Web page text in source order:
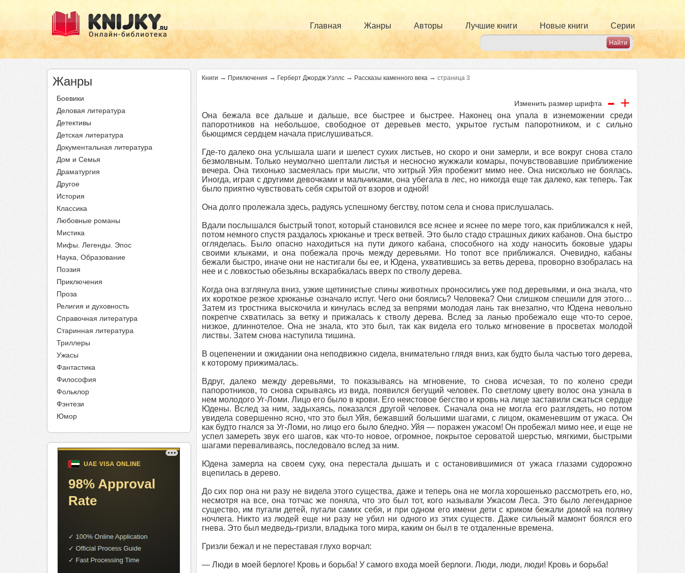
Главная Жанры Авторы Лучшие книги Новые книги Серии
Жанры
Боевики
Деловая литература
Детективы
Детская литература
Документальная литература
Дом и Семья
Драматургия
Другое
История
Классика
Любовные романы
Мистика
Мифы. Легенды. Эпос
Наука, Образование
Поэзия
Приключения
Проза
Религия и духовность
Справочная литература
Старинная литература
Триллеры
Ужасы
Фантастика
Философия
Фольклор
Фэнтези
Юмор
Книги → Приключения → Герберт Джордж Уэллс → Рассказы каменного века → страница 3
Изменить размер шрифта - +
Она бежала все дальше и дальше, все быстрее и быстрее. Наконец она упала в изнеможении среди
папоротников на небольшое, свободное от деревьев место, укрытое густым папоротником, и с сильно
бьющимся сердцем начала прислушиваться.
Где-то далеко она услышала шаги и шелест сухих листьев, но скоро и они замерли, и все вокруг снова стало
безмолвным. Только неумолчно шептали листья и несносно жужжали комары, почувствовавшие приближение
вечера. Она тихонько засмеялась при мысли, что хитрый Уйя пробежит мимо нее. Она нисколько не боялась.
Иногда, играя с другими девочками и мальчиками, она убегала в лес, но никогда еще так далеко, как теперь. Так
было приятно чувствовать себя скрытой от взоров и одной!
Она долго пролежала здесь, радуясь успешному бегству, потом села и снова прислушалась.
Вдали послышался быстрый топот, который становился все яснее и яснее по мере того, как приближался к ней,
потом немного спустя раздалось хрюканье и треск ветвей. Это было стадо страшных диких кабанов. Она быстро
огляделась. Было опасно находиться на пути дикого кабана, способного на ходу наносить боковые удары
своими клыками, и она побежала прочь между деревьями. Но топот все приближался. Очевидно, кабаны
бежали быстро, иначе они не настигали бы ее, и Юдена, ухватившись за ветвь дерева, проворно взобралась на
нее и с ловкостью обезьяны вскарабкалась вверх по стволу дерева.
Когда она взглянула вниз, узкие щетинистые спины животных проносились уже под деревьями, и она знала, что
их короткое резкое хрюканье означало испуг. Чего они боялись? Человека? Они слишком спешили для этого…
Затем из тростника выскочила и кинулась вслед за вепрями молодая лань так внезапно, что Юдена невольно
покрепче схватилась за ветку и прижалась к стволу дерева. Вслед за ланью пробежало еще что-то серое,
низкое, длиннотелое. Она не знала, кто это был, так как видела его только мгновение в просветах молодой
листвы. Затем снова наступила тишина.
В оцепенении и ожидании она неподвижно сидела, внимательно глядя вниз, как будто была частью того дерева,
к которому прижималась.
Вдруг, далеко между деревьями, то показываясь на мгновение, то снова исчезая, то по колено среди
папоротников, то снова скрываясь из вида, появился бегущий человек. По светлому цвету волос она узнала в
нем молодого Уг-Ломи. Лицо его было в крови. Его неистовое бегство и кровь на лице заставили сжаться сердце
Юдены. Вслед за ним, задыхаясь, показался другой человек. Сначала она не могла его разглядеть, но потом
увидела совершенно ясно, что это был Уйя, бежавший большими шагами, с лицом, окаменевшим от ужаса. Он
как будто гнался за Уг-Ломи, но лицо его было бледно. Уйя — поражен ужасом! Он пробежал мимо нее, и еще не
успел замереть звук его шагов, как что-то новое, огромное, покрытое сероватой шерстью, мягкими, быстрыми
шагами переваливаясь, последовало вслед за ним.
Юдена замерла на своем суку, она перестала дышать и с остановившимися от ужаса глазами судорожно
вцепилась в дерево.
До сих пор она ни разу не видела этого существа, даже и теперь она не могла хорошенько рассмотреть его, но,
несмотря на все, она тотчас же поняла, что это был тот, кого называли Ужасом Леса. Это было легендарное
существо, им пугали детей, пугали самих себя, и при одном его имени дети с криком бежали домой на поляну
ночлега. Никто из людей еще ни разу не убил ни одного из этих существ. Даже сильный мамонт боялся его
гнева. Это был медведь-гризли, владыка того мира, каким он был в те отдаленные времена.
Гризли бежал и не переставая глухо ворчал:
— Люди в моей берлоге! Кровь и борьба! У самого входа моей берлоги. Люди, люди, люди! Кровь и борьба!